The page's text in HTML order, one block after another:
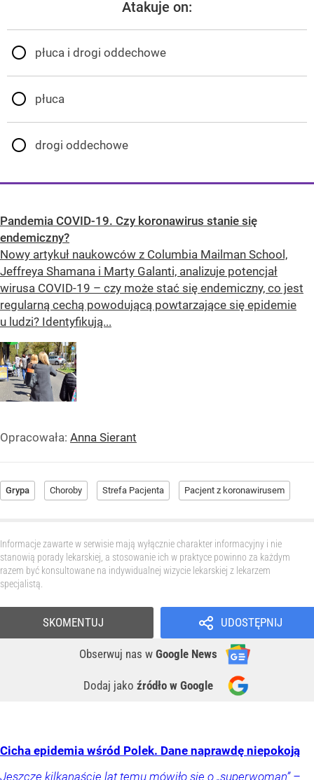
Atakuje on:
płuca i drogi oddechowe
płuca
drogi oddechowe
Pandemia COVID-19. Czy koronawirus stanie się
endemiczny?
Nowy artykuł naukowców z Columbia Mailman School,
Jeffreya Shamana i Marty Galanti, analizuje potencjał
wirusa COVID-19 – czy może stać się endemiczny, co jest
regularną cechą powodującą powtarzające się epidemie
u ludzi? Identyfikują...
Opracowała: Anna Sierant
Grypa Choroby Strefa Pacjenta Pacjent z koronawirusem
Informacje zawarte w serwisie mają wyłącznie charakter informacyjny i nie
stanowią porady lekarskiej, a stosowanie ich w praktyce powinno za każdym
razem być konsultowane na indywidualnej wizycie lekarskiej z lekarzem
specjalistą.
UDOSTĘPNIJ
Obserwuj nas w Google News
Dodaj jako źródło w Google
SKOMENTUJ
Cicha epidemia wśród Polek. Dane naprawdę niepokoją
Jeszcze kilkanaście lat temu mówiło się o „superwoman” –